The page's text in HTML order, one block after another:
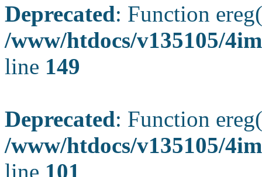
Deprecated: Function
/www/htdocs/v135105/
line 149
Deprecated: Function
/www/htdocs/v135105/
line 101